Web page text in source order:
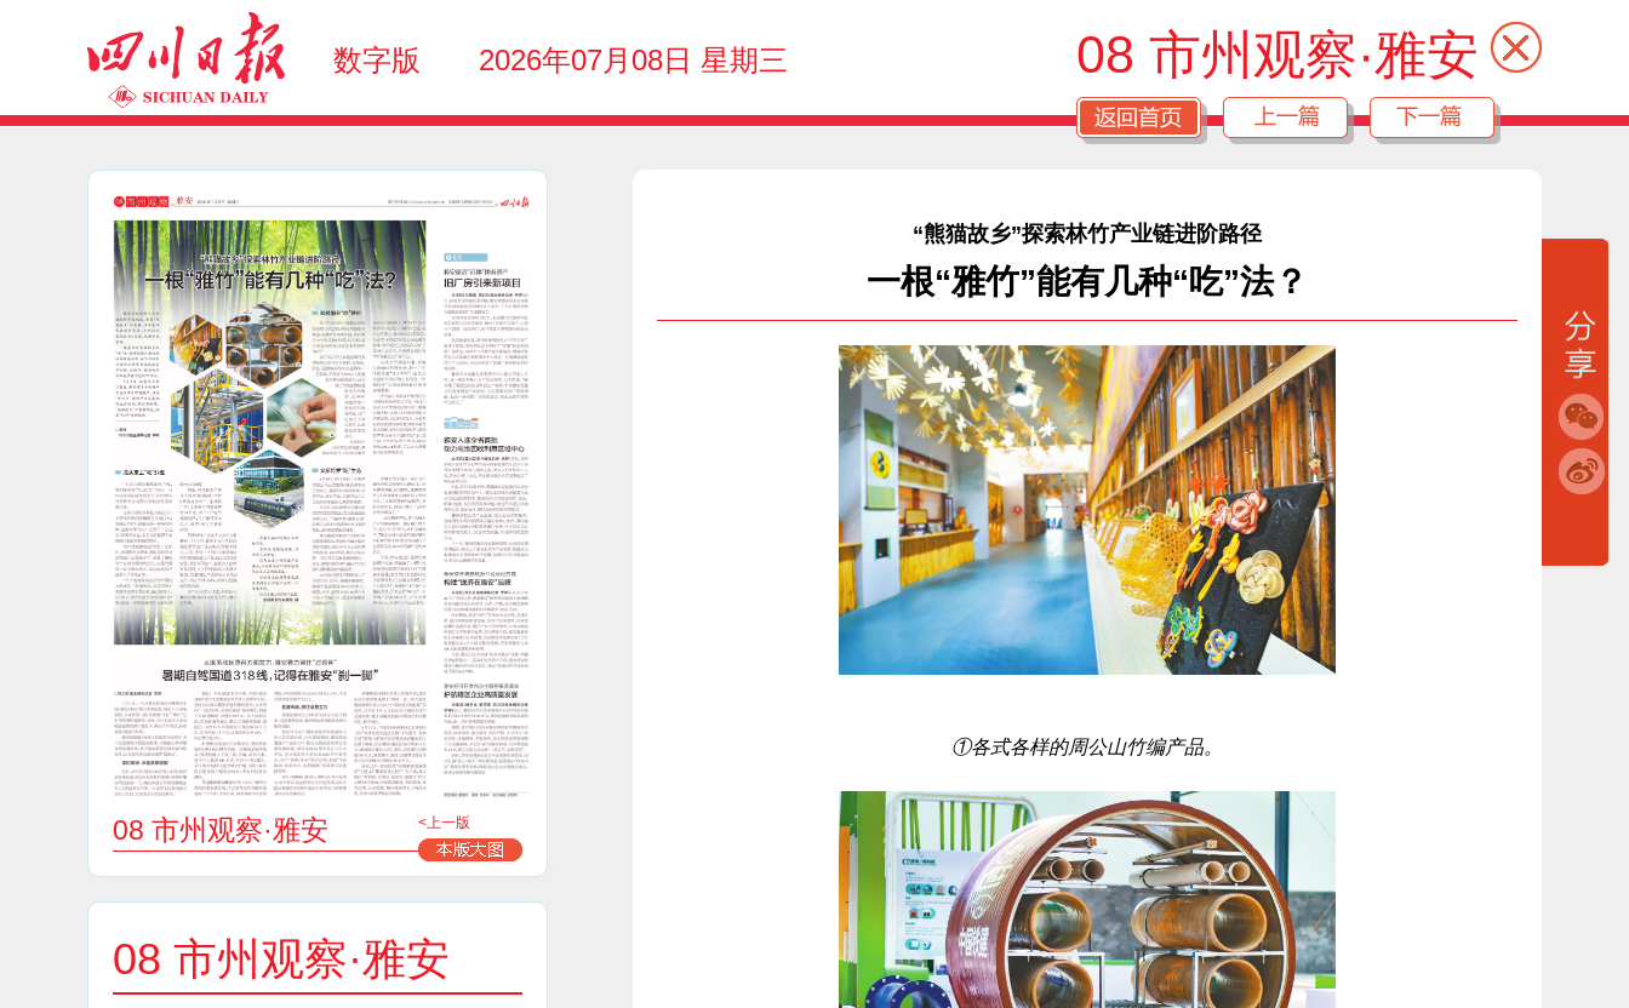
数字版 2026年07月08日 星期三 08 市州观察·雅安
08 市州观察·雅安 <上一版
08 市州观察·雅安
“熊猫故乡”探索林竹产业链进阶路径
一根“雅竹”能有几种“吃”法？
①各式各样的周公山竹编产品。